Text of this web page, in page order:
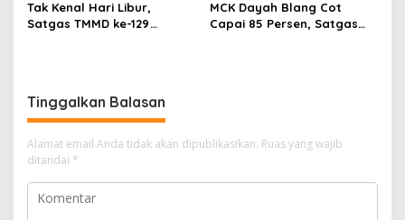
Tak Kenal Hari Libur,
Satgas TMMD ke-129
MCK Dayah Blang Cot
Capai 85 Persen, Satgas
Tinggalkan Balasan
Alamat email Anda tidak akan dipublikasikan. Ruas yang wajib
ditandai *